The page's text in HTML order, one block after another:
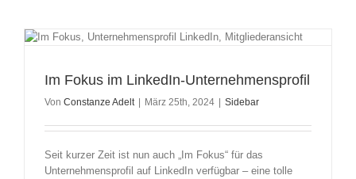
Im Fokus im LinkedIn-Unternehmensprofil
Von Constanze Adelt | März 25th, 2024 | Sidebar
Seit kurzer Zeit ist nun auch „Im Fokus“ für das
Unternehmensprofil auf LinkedIn verfügbar – eine tolle